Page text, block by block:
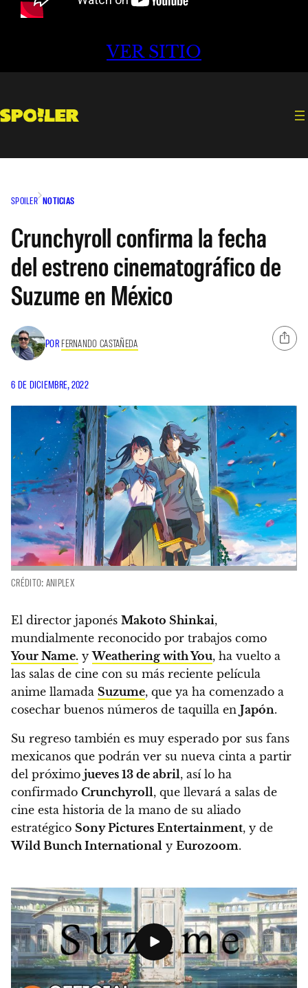
VER SITIO
SPOILER NOTICIAS
Crunchyroll confirma la fecha
del estreno cinematográfico de
Suzume en México
POR FERNANDO CASTAÑEDA
6 DE DICIEMBRE, 2022
CRÉDITO: ANIPLEX
El director japonés Makoto Shinkai,
mundialmente reconocido por trabajos como
Your Name. yWeathering with You, ha vuelto a
las salas de cine con su más reciente película
anime llamada Suzume, que ya ha comenzado a
cosechar buenos números de taquilla en Japón.
Su regreso también es muy esperado por sus fans
mexicanos que podrán ver su nueva cinta a partir
del próximo jueves 13 de abril, así lo ha
confirmado Crunchyroll, que llevará a salas de
cine esta historia de la mano de su aliado
estratégico Sony Pictures Entertainment, y de
Wild Bunch International y Eurozoom.